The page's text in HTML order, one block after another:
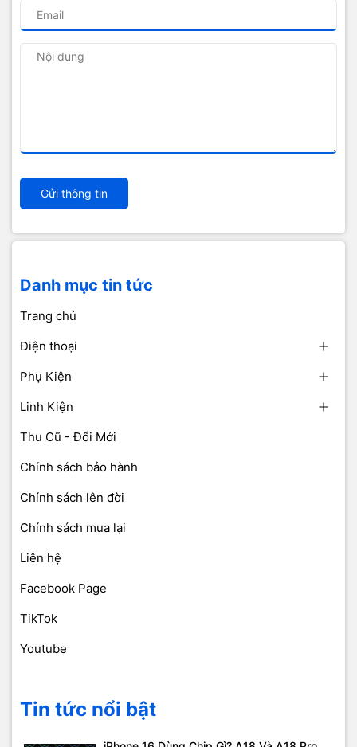
Gửi thông tin
Danh mục tin tức
Trang chủ
Điện thoại
Phụ Kiện
Linh Kiện
Thu Cũ - Đổi Mới
Chính sách bảo hành
Chính sách lên đời
Chính sách mua lại
Liên hệ
Facebook Page
TikTok
Youtube
Tin tức nổi bật